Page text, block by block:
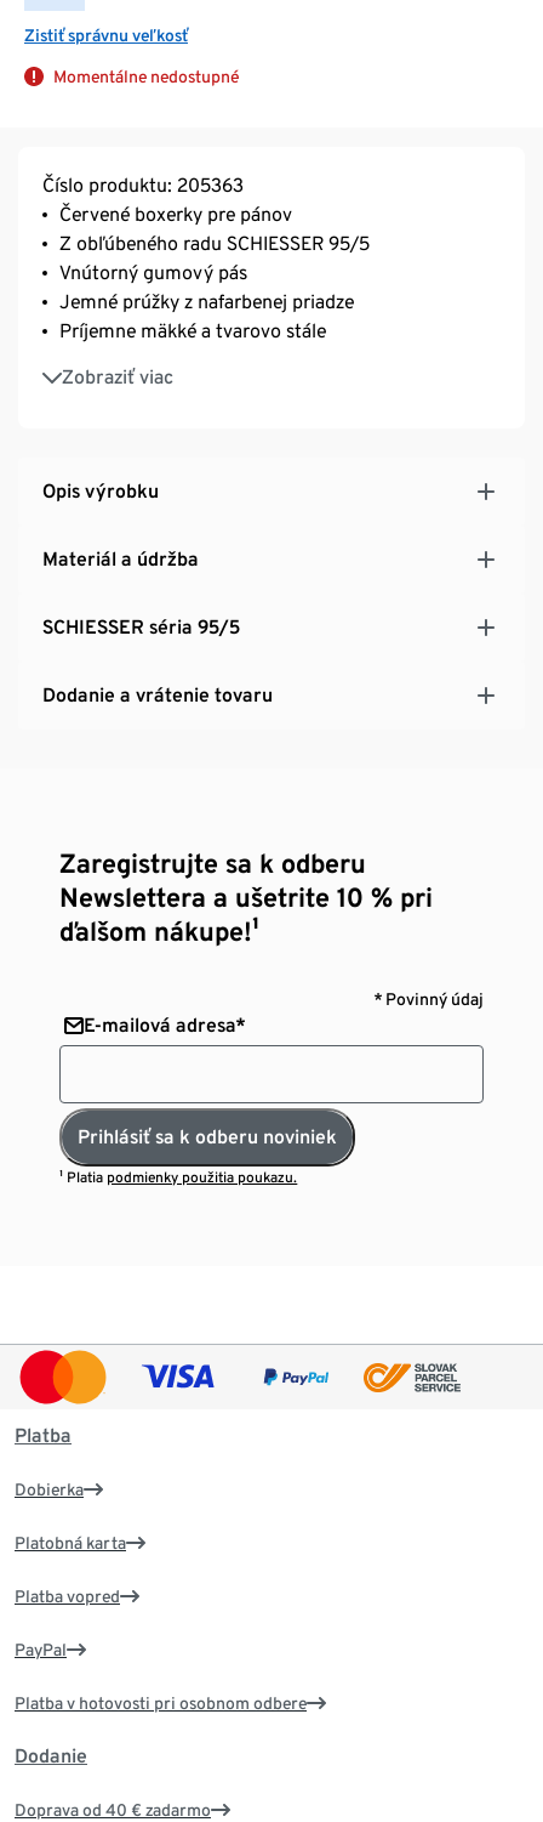
Zistiť správnu veľkosť
Momentálne nedostupné
Číslo produktu: 205363
Červené boxerky pre pánov
Z obľúbeného radu SCHIESSER 95/5
Vnútorný gumový pás
Jemné prúžky z nafarbenej priadze
Príjemne mäkké a tvarovo stále
Zobraziť viac
Dokonale sedia vďaka elastickému jednoduchému
Opis výrobku
Materiál a údržba
SCHIESSER séria 95/5
Dodanie a vrátenie tovaru
Zaregistrujte sa k odberu
Newslettera a ušetrite 10 % pri
ďalšom nákupe!¹
* Povinný údaj
E-mailová adresa*
Prihlásiť sa k odberu noviniek
¹ Platia podmienky použitia poukazu.
Platba
Dobierka
Platobná karta
Platba vopred
PayPal
Platba v hotovosti pri osobnom odbere
Dodanie
Doprava od 40 € zadarmo